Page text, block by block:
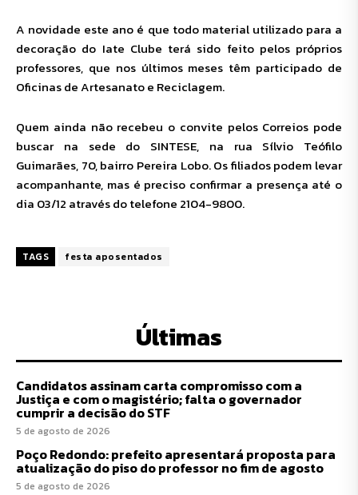
A novidade este ano é que todo material utilizado para a
decoração do Iate Clube terá sido feito pelos próprios
professores, que nos últimos meses têm participado de
Oficinas de Artesanato e Reciclagem.
Quem ainda não recebeu o convite pelos Correios pode
buscar na sede do SINTESE, na rua Sílvio Teófilo
Guimarães, 70, bairro Pereira Lobo. Os filiados podem levar
acompanhante, mas é preciso confirmar a presença até o
dia 03/12 através do telefone 2104-9800.
TAGS festa aposentados
Últimas
Candidatos assinam carta compromisso com a
Justiça e com o magistério; falta o governador
cumprir a decisão do STF
5 de agosto de 2026
Poço Redondo: prefeito apresentará proposta para
atualização do piso do professor no fim de agosto
5 de agosto de 2026